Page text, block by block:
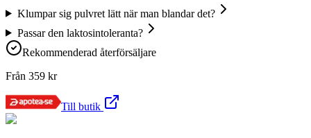
Klumpar sig pulvret lätt när man blandar det?
Passar den laktosintoleranta?
Rekommenderad återförsäljare
Från 359 kr
Till butik